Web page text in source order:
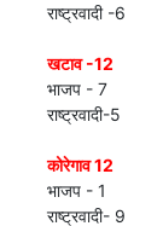
राष्ट्रवादी -6
खटाव -12
भाजप - 7
राष्ट्रवादी-5
कोरेगाव 12
भाजप - 1
राष्ट्रवादी- 9